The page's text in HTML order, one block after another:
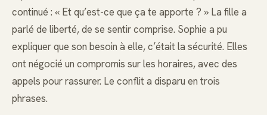
continué : « Et qu’est-ce que ça te apporte ? » La fille a
parlé de liberté, de se sentir comprise. Sophie a pu
expliquer que son besoin à elle, c’était la sécurité. Elles
ont négocié un compromis sur les horaires, avec des
appels pour rassurer. Le conflit a disparu en trois
phrases.